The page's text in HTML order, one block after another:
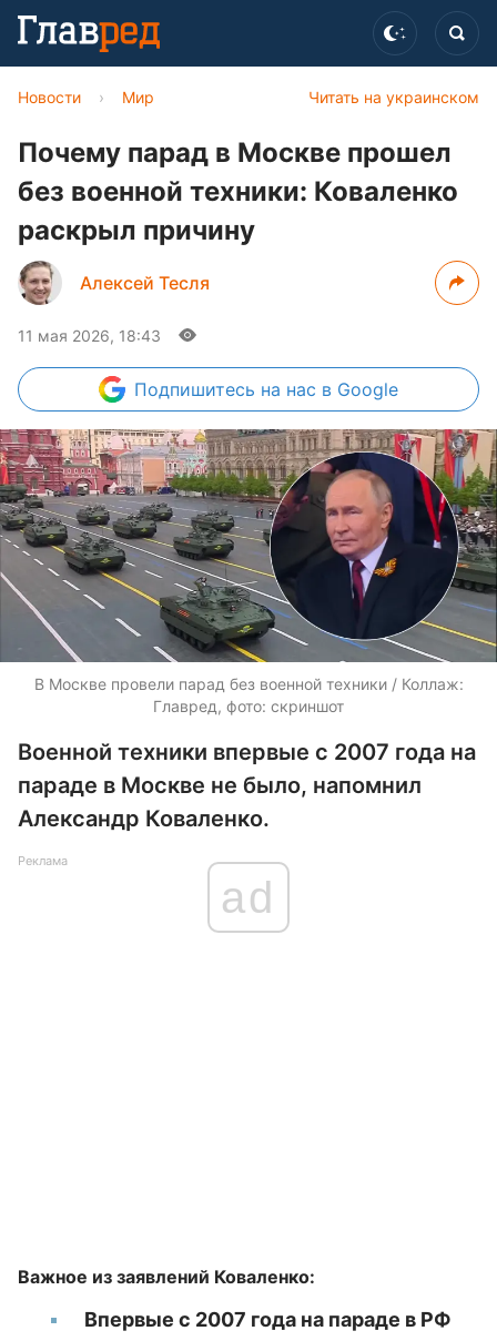
Читать на украинском
Новости › Мир
Почему парад в Москве прошел
без военной техники: Коваленко
раскрыл причину
Алексей Тесля
11 мая 2026, 18:43
Подпишитесь на нас в Google
В Москве провели парад без военной техники / Коллаж:
Главред, фото: скриншот
Военной техники впервые с 2007 года на
параде в Москве не было, напомнил
Александр Коваленко.
Реклама
ad
Важное из заявлений Коваленко:
Впервые с 2007 года на параде в РФ